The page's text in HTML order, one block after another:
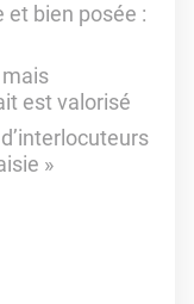
bien posée :
est valorisé
»